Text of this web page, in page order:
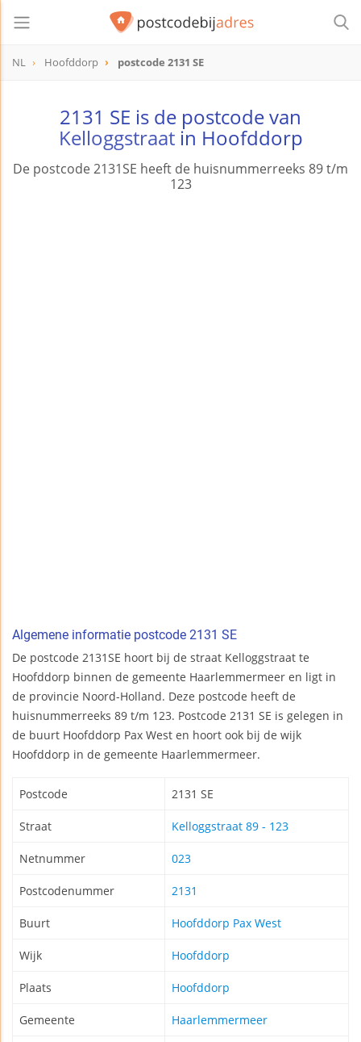
NL Hoofddorp postcode 2131 SE
2131 SE is de postcode van
Kelloggstraatin Hoofddorp
De postcode 2131SE heeft de huisnummerreeks 89 t/m
123
Algemene informatie postcode 2131 SE
De postcode 2131SE hoort bij de straat Kelloggstraat te
Hoofddorp binnen de gemeente Haarlemmermeer en ligt in
de provincie Noord-Holland. Deze postcode heeft de
huisnummerreeks 89 t/m 123. Postcode 2131 SE is gelegen in
de buurt Hoofddorp Pax West en hoort ook bij de wijk
Hoofddorp in de gemeente Haarlemmermeer.
Postcode 2131 SE
Straat Kelloggstraat 89 - 123
Netnummer 023
Postcodenummer 2131
Buurt Hoofddorp Pax West
Wijk Hoofddorp
Plaats Hoofddorp
Gemeente Haarlemmermeer